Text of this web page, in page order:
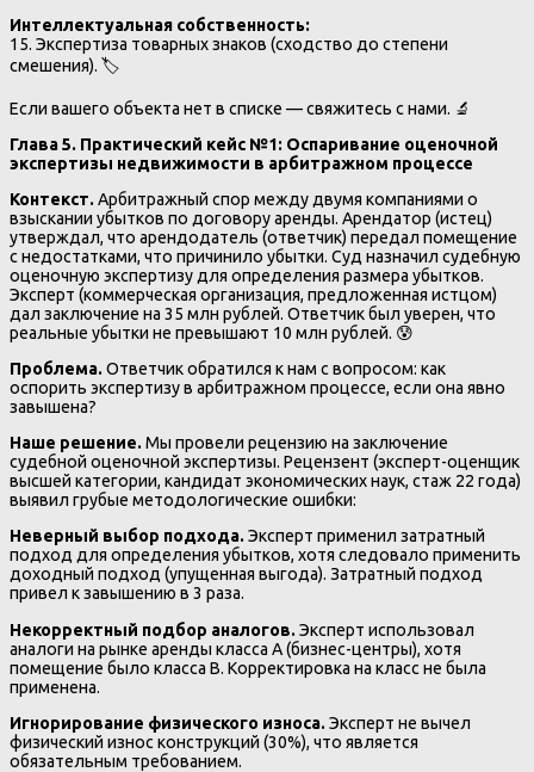
Интеллектуальная собственность:
15. Экспертиза товарных знаков (сходство до степени
смешения). 🏷️
Если вашего объекта нет в списке — свяжитесь с нами. 🔬
Глава 5. Практический кейс №1: Оспаривание оценочной
экспертизы недвижимости в арбитражном процессе
Контекст.Арбитражный спор между двумя компаниями о
взыскании убытков по договору аренды. Арендатор (истец)
утверждал, что арендодатель (ответчик) передал помещение
с недостатками, что причинило убытки. Суд назначил судебную
оценочную экспертизу для определения размера убытков.
Эксперт (коммерческая организация, предложенная истцом)
дал заключение на 35 млн рублей. Ответчик был уверен, что
реальные убытки не превышают 10 млн рублей. 😰
Проблема.Ответчик обратился к нам с вопросом: как
оспорить экспертизу в арбитражном процессе, если она явно
завышена?
Наше решение.Мы провели рецензию на заключение
судебной оценочной экспертизы. Рецензент (эксперт-оценщик
высшей категории, кандидат экономических наук, стаж 22 года)
выявил грубые методологические ошибки:
Неверный выбор подхода.Эксперт применил затратный
подход для определения убытков, хотя следовало применить
доходный подход (упущенная выгода). Затратный подход
привел к завышению в 3 раза.
Некорректный подбор аналогов.Эксперт использовал
аналоги на рынке аренды класса А (бизнес-центры), хотя
помещение было класса В. Корректировка на класс не была
применена.
Игнорирование физического износа.Эксперт не вычел
физический износ конструкций (30%), что является
обязательным требованием.